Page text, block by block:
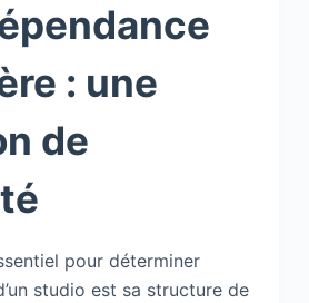
: une
de
pour déterminer
studio est sa structure de